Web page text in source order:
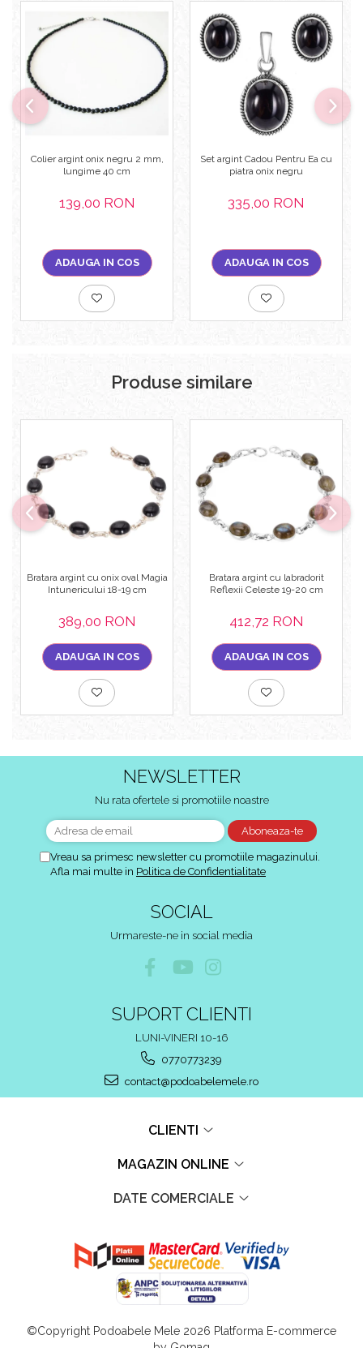
Colier argint onix negru 2 mm,
lungime 40 cm
139,00 RON
ADAUGA IN COS
Set argint Cadou Pentru Ea cu
piatra onix negru
335,00 RON
ADAUGA IN COS
Produse similare
Bratara argint cu onix oval Magia
Intunericului 18-19 cm
389,00 RON
ADAUGA IN COS
Bratara argint cu labradorit
Reflexii Celeste 19-20 cm
412,72 RON
ADAUGA IN COS
NEWSLETTER
Nu rata ofertele si promotiile noastre
Vreau sa primesc newsletter cu promotiile magazinului.
Afla mai multe in Politica de Confidentialitate
SOCIAL
Urmareste-ne in social media
SUPORT CLIENTI
LUNI-VINERI 10-16
0770773239
contact@podoabelemele.ro
CLIENTI
MAGAZIN ONLINE
DATE COMERCIALE
©Copyright Podoabele Mele 2026 Platforma E-commerce